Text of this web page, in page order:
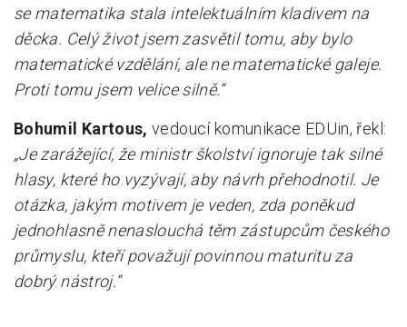
se matematika stala intelektuálním kladivem na
děcka. Celý život jsem zasvětil tomu, aby bylo
matematické vzdělání, ale ne matematické galeje.
Proti tomu jsem velice silně.“
Bohumil Kartous,vedoucí komunikace EDUin, řekl:
„Je zarážející, že ministr školství ignoruje tak silné
hlasy, které ho vyzývají, aby návrh přehodnotil. Je
otázka, jakým motivem je veden, zda poněkud
jednohlasně nenaslouchá těm zástupcům českého
průmyslu, kteří považují povinnou maturitu za
dobrý nástroj.“